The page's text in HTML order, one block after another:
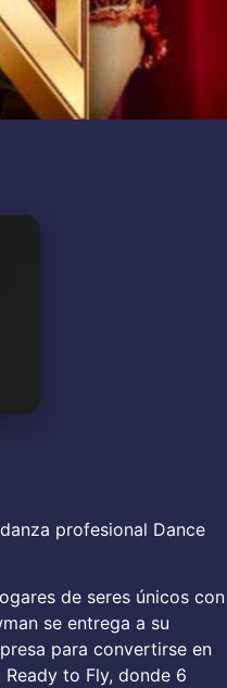
profesional Dance
de seres únicos con
se entrega a su
para convertirse en
to Fly, donde 6